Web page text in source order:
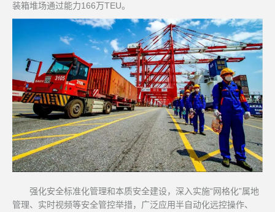
装箱堆场通过能力166万TEU。
强化安全标准化管理和本质安全建设，深入实施“网格化”属地
管理、实时视频等安全管控举措，广泛应用半自动化远控操作、